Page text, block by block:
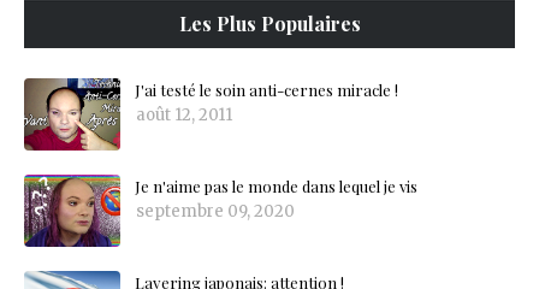
Les Plus Populaires
J'ai testé le soin anti-cernes miracle !
août 12, 2011
Je n'aime pas le monde dans lequel je vis
septembre 09, 2020
Layering japonais: attention !